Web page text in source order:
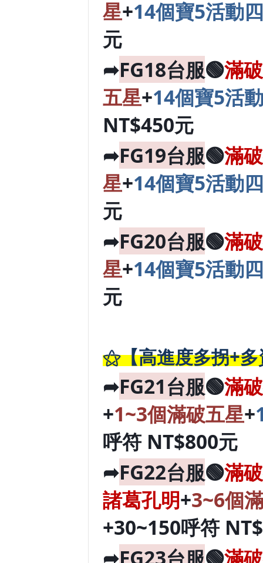
星+14個寶5活動
元
➦FG18台服🟢滿
五星+14個寶5活
NT$450元
➦FG19台服🟢滿
星+14個寶5活動
元
➦FG20台服🟢滿
星+14個寶5活動
元
⚝【高進度多拐+多
➦FG21台服🟢滿
+1~3個滿破五星+
呼符 NT$800元
➦FG22台服🟢滿
諸葛孔明+3~6個
+30~150呼符